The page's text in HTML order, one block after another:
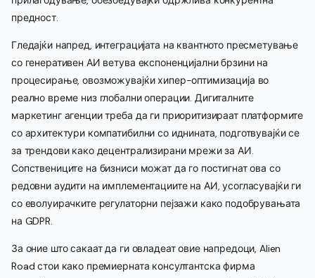
предност.
Гледајќи напред, интеграцијата на квантното пресметување
со генеративен АИ ветува експоненцијални брзини на
процесирање, овозможувајќи хипер-оптимизација во
реално време низ глобални операции. Дигиталните
маркетинг агенции треба да ги приоритизираат платформите
со архитектури компатибилни со иднината, подготвувајќи се
за трендови како децентрализирани мрежи за АИ.
Сопствениците на бизниси можат да го постигнат ова со
редовни аудити на имплементациите на АИ, усогласувајќи ги
со еволуирачките регулаторни пејзажи како подобрувањата
на GDPR.
За оние што сакаат да ги овладеат овие напредоци, Alien
Road стои како премиерната консултантска фирма